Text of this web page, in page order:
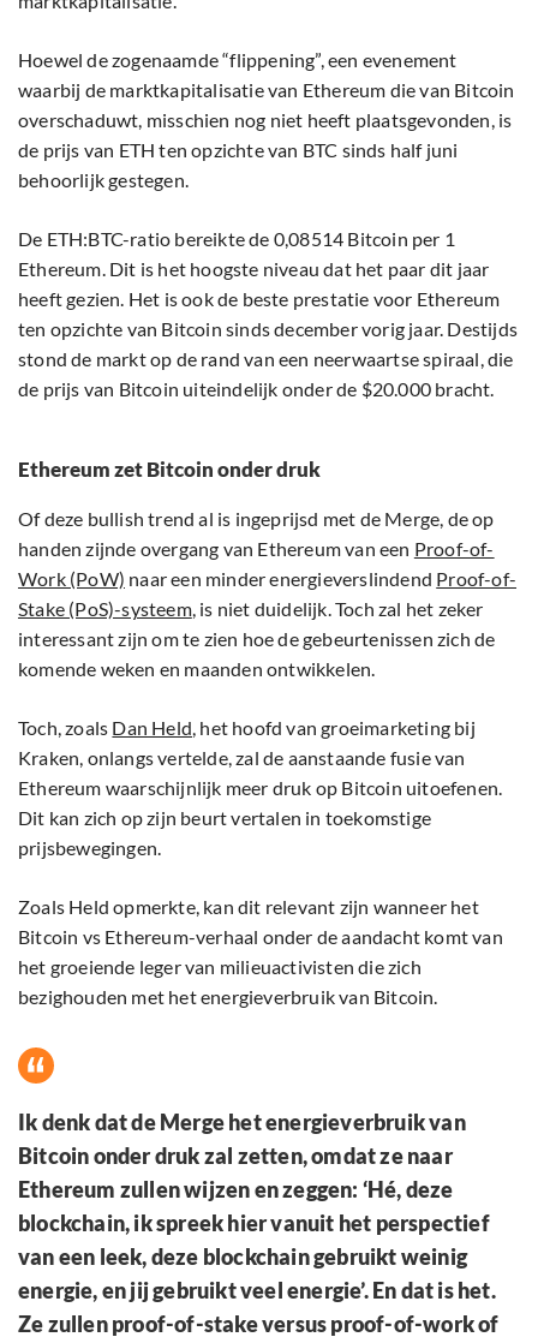
Hoewel de zogenaamde “flippening”, een evenement
waarbij de marktkapitalisatie van Ethereum die van Bitcoin
overschaduwt, misschien nog niet heeft plaatsgevonden, is
de prijs van ETH ten opzichte van BTC sinds half juni
behoorlijk gestegen.
De ETH:BTC-ratio bereikte de 0,08514 Bitcoin per 1
Ethereum. Dit is het hoogste niveau dat het paar dit jaar
heeft gezien. Het is ook de beste prestatie voor Ethereum
ten opzichte van Bitcoin sinds december vorig jaar. Destijds
stond de markt op de rand van een neerwaartse spiraal, die
de prijs van Bitcoin uiteindelijk onder de $20.000 bracht.
Ethereum zet Bitcoin onder druk
Of deze bullish trend al is ingeprijsd met de Merge, de op
handen zijnde overgang van Ethereum van een Proof-of-
Work (PoW) naar een minder energieverslindend Proof-of-
Stake (PoS)-systeem, is niet duidelijk. Toch zal het zeker
interessant zijn om te zien hoe de gebeurtenissen zich de
komende weken en maanden ontwikkelen.
Toch, zoals Dan Held, het hoofd van groeimarketing bij
Kraken, onlangs vertelde, zal de aanstaande fusie van
Ethereum waarschijnlijk meer druk op Bitcoin uitoefenen.
Dit kan zich op zijn beurt vertalen in toekomstige
prijsbewegingen.
Zoals Held opmerkte, kan dit relevant zijn wanneer het
Bitcoin vs Ethereum-verhaal onder de aandacht komt van
het groeiende leger van milieuactivisten die zich
bezighouden met het energieverbruik van Bitcoin.
Ik denk dat de Merge het energieverbruik van
Bitcoin onder druk zal zetten, omdat ze naar
Ethereum zullen wijzen en zeggen: ‘Hé, deze
blockchain, ik spreek hier vanuit het perspectief
van een leek, deze blockchain gebruikt weinig
energie, en jij gebruikt veel energie’. En dat is het.
Ze zullen proof-of-stake versus proof-of-work of